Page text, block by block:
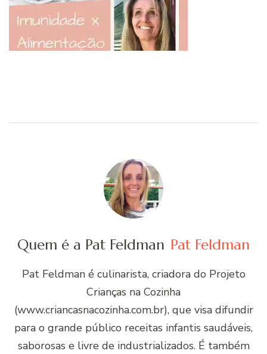
Quem é a Pat Feldman Pat Feldman
Pat Feldman é culinarista, criadora do Projeto
Crianças na Cozinha
(www.criancasnacozinha.com.br), que visa difundir
para o grande público receitas infantis saudáveis,
saborosas e livre de industrializados. É também